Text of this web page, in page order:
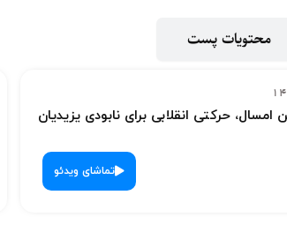
محتویات پست
امسال، حرکتی انقلابی برای نابودی یزیدیان
تماشای ویدئو